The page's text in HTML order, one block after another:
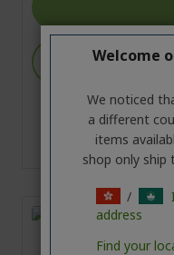
加入並比較
加入願望清單
Welcome
We noticed
a different
items
shop only ship
/
address
Find your